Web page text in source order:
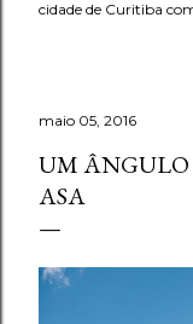
cidade de Curitiba
maio 05, 2016
UM ÂNGULO
ASA